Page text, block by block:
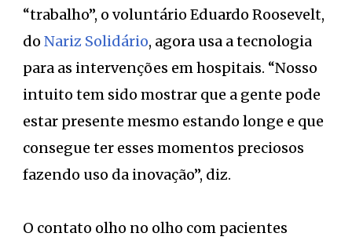
“trabalho”, o voluntário Eduardo Roosevelt,
do Nariz Solidário, agora usa a tecnologia
para as intervenções em hospitais. “Nosso
intuito tem sido mostrar que a gente pode
estar presente mesmo estando longe e que
consegue ter esses momentos preciosos
fazendo uso da inovação”, diz.
O contato olho no olho com pacientes